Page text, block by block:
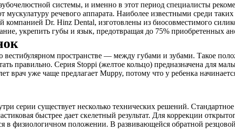
системы, и именно в этот период специалисты
речевого аппарата. Наиболее известными среди
компанией Dr. Hinz Dental, изготовлены из биосовместимого
укрепить губы и язык, предотвращая до 75% приобретенных
вестибулярном пространстве — между губами и зубами. Такое
правильно. Серия Stoppi (желтое кольцо) предназначена для
врач уже чаще предлагает Muppy, потому что у ребенка
серии существует несколько технических решений.
быстрее дает скелетный результат. Для коррекции
в физиологичном положении. В развивающейся обратной